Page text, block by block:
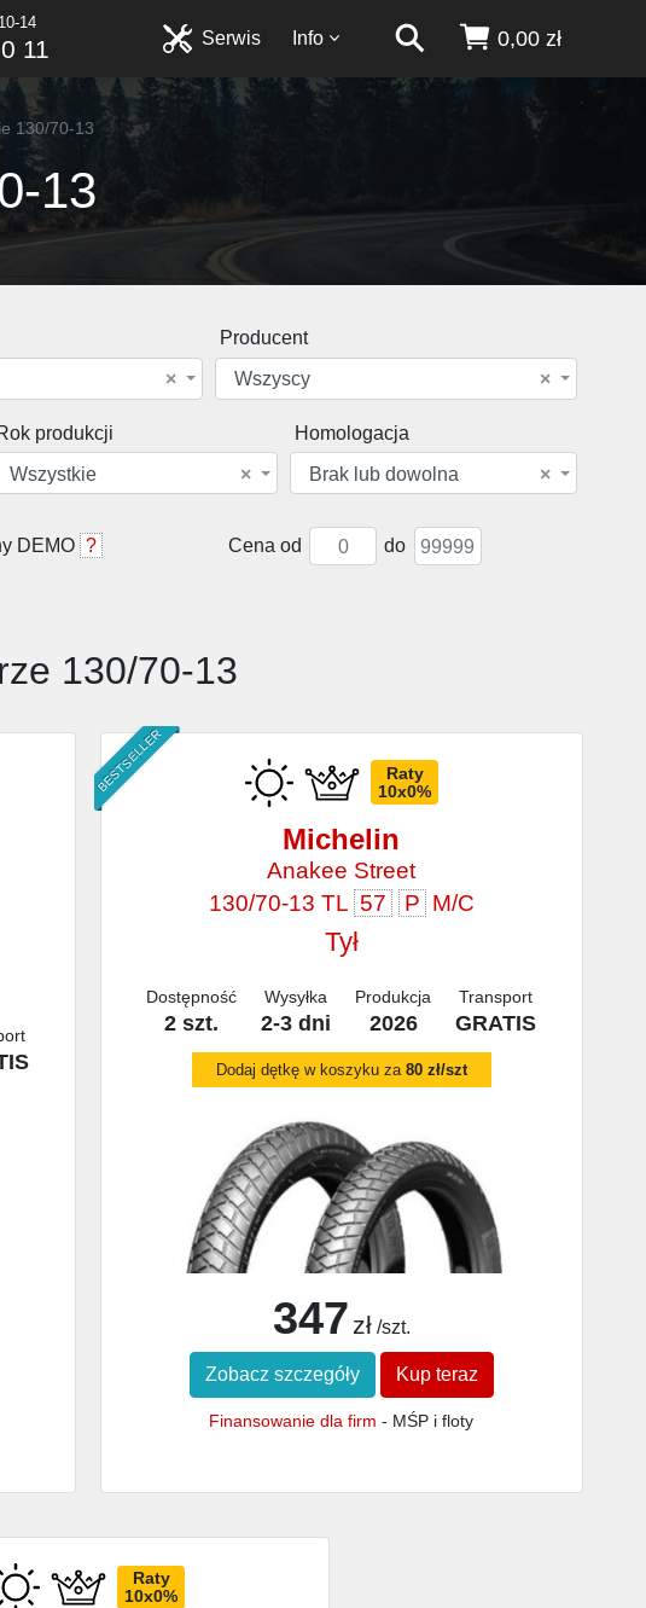
14
11 0,00 zł
Info
Serwis
130/70-13
13
×
Producent
×
Wszyscy
produkcji
×
Wszystkie
Homologacja
×
Brak lub dowolna
DEMO ? Cena od do
130/70-13
BESTSELLER
Raty
10x0%
Michelin
Anakee Street
130/70-13 TL 57 P M/C
Tył
Dostępność
2 szt.
Wysyłka
2-3 dni
Produkcja
2026
Transport
GRATIS
Dodaj dętkę w koszyku za 80 zł/szt
347 zł /szt.
Zobacz szczegóły Kup teraz
Finansowanie dla firm - MŚP i floty
Raty
10x0%